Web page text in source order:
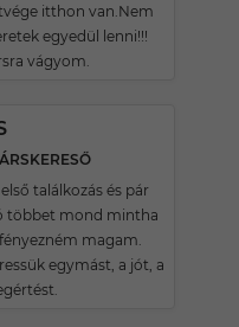
itthon van.Nem
egyedül lenni!!!
vágyom.
találkozás és pár
többet mond mintha
magam.
egymást, a jót, a